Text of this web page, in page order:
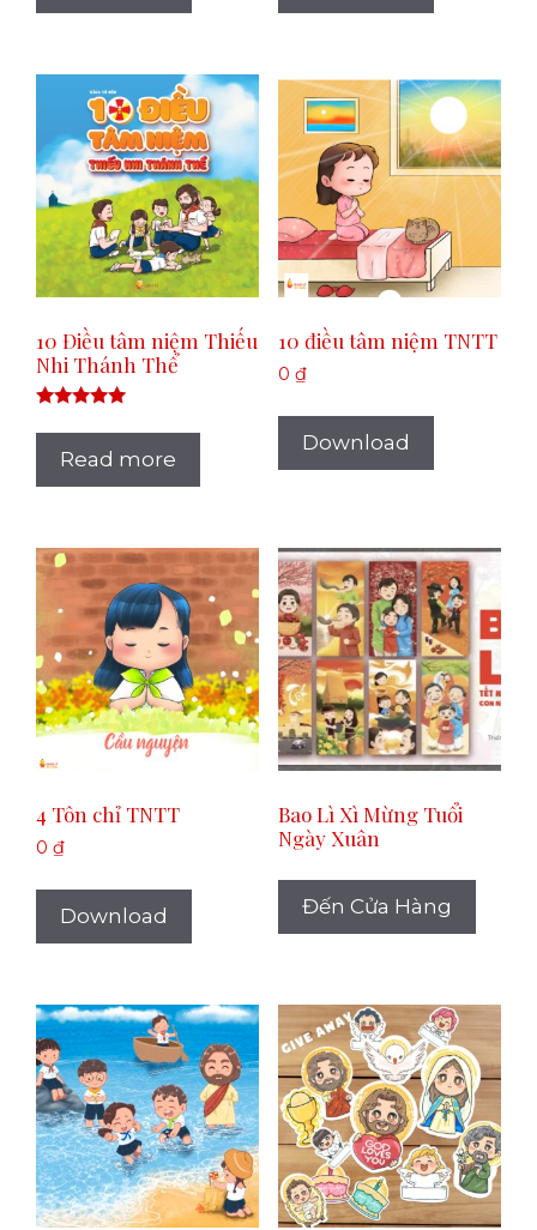
10 Điều tâm niệm Thiếu
Nhi Thánh Thể
5.00
out of 5
Read more
10 điều tâm niệm TNTT
0 ₫
Download
4 Tôn chỉ TNTT
0 ₫
Download
Bao Lì Xì Mừng Tuổi
Ngày Xuân
Đến Cửa Hàng